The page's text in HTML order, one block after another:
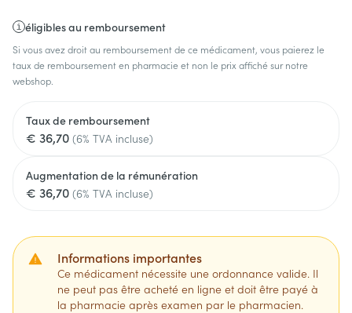
éligibles au remboursement
Si vous avez droit au remboursement de ce médicament, vous paierez le
taux de remboursement en pharmacie et non le prix affiché sur notre
webshop.
Taux de remboursement
€ 36,70 (6% TVA incluse)
Augmentation de la rémunération
€ 36,70 (6% TVA incluse)
Informations importantes
Ce médicament nécessite une ordonnance valide. Il
ne peut pas être acheté en ligne et doit être payé à
la pharmacie après examen par le pharmacien.